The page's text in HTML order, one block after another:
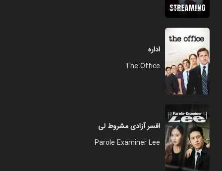
اداره
The Office
افسر آزادی مشروط لی
Parole Examiner Lee